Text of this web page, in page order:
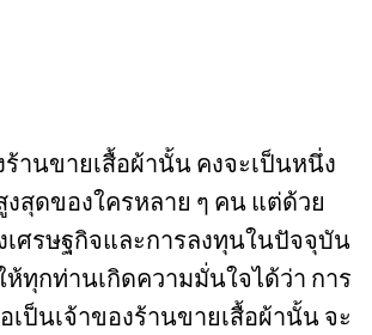
ร้านขายเสื้อผ้านั้น คงจะเป็นหนึ่ง
สุดของใครหลาย ๆ คน แต่ด้วย
ศรษฐกิจและการลงทุนในปัจจุบัน
ทุกท่านเกิดความมั่นใจได้ว่า การ
เป็นเจ้าของร้านขายเสื้อผ้านั้น จะ